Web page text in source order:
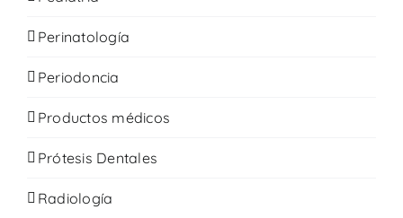
Perinatología
Periodoncia
Productos médicos
Prótesis Dentales
Radiología